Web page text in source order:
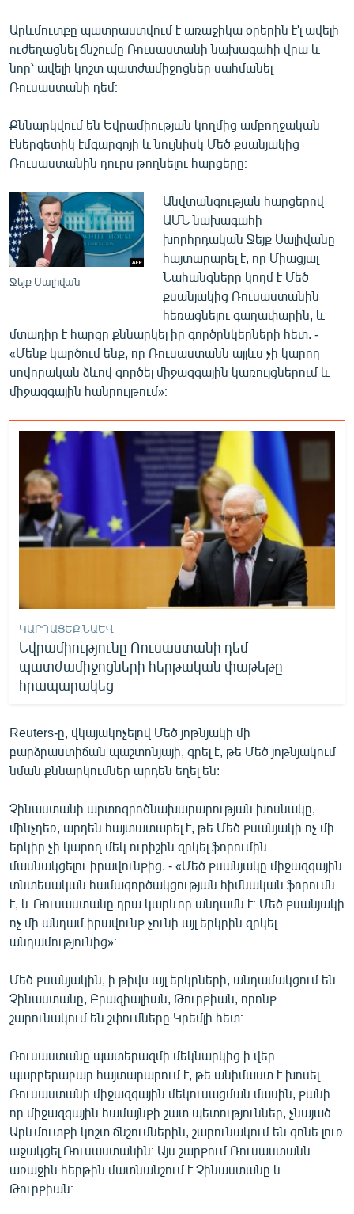
ԲԱՆԱՎԵՃ
ՁԳՏԵԼՈՎ ԼԱՎԱԳՈՒՅՆԻՆ
ՓՈԴՔԱՍԹ
Հայերեն
English
Русский
ՀԵՏԵՎԵՔ ՄԵԶ
«Ազատության» բոլոր կայքերը
Արևմուտքը պատրաստվում է առաջիկա օրերին է'լ ավելի
ուժեղացնել ճնշումը Ռուսաստանի նախագահի վրա և
նոր՝ ավելի կոշտ պատժամիջոցներ սահմանել
Ռուսաստանի դեմ։
Քննարկվում են Եվրամիության կողմից ամբողջական
էներգետիկ էմգարգոյի և նույնիսկ Մեծ քսանյակից
Ռուսաստանին դուրս թողնելու հարցերը։
Ջեյք Սալիվան
Անվտանգության հարցերով
ԱՄՆ նախագահի
խորհրդական Ջեյք Սալիվանը
հայտարարել է, որ Միացյալ
Նահանգները կողմ է Մեծ
քսանյակից Ռուսաստանին
հեռացնելու գաղափարին, և
մտադիր է հարցը քննարկել իր գործընկերների հետ. -
«Մենք կարծում ենք, որ Ռուսաստանն այլևս չի կարող
սովորական ձևով գործել միջազգային կառույցներում և
միջազգային հանրույթում»։
ԿԱՐԴԱՑԵՔ ՆԱԵՎ
Եվրամիությունը Ռուսաստանի դեմ
պատժամիջոցների հերթական փաթեթը
հրապարակեց
Reuters-ը, վկայակոչելով Մեծ յոթնյակի մի
բարձրաստիճան պաշտոնյայի, գրել է, թե Մեծ յոթնյակում
նման քննարկումներ արդեն եղել են:
Չինաստանի արտոգրոծնախարարության խոսնակը,
մինչդեռ, արդեն հայտատարել է, թե Մեծ քսանյակի ոչ մի
երկիր չի կարող մեկ ուրիշին զրկել ֆորումին
մասնակցելու իրավունքից. - «Մեծ քսանյակը միջազգային
տնտեսական համագործակցության հիմնական ֆորումն
է, և Ռուսաստանը դրա կարևոր անդամն է։ Մեծ քսանյակի
ոչ մի անդամ իրավունք չունի այլ երկրին զրկել
անդամությունից»։
Մեծ քսանյակին, ի թիվս այլ երկրների, անդամակցում են
Չինաստանը, Բրազիալիան, Թուրքիան, որոնք
շարունակում են շփումները Կրեմլի հետ։
Ռուսաստանը պատերազմի մեկնարկից ի վեր
պարբերաբար հայտարարում է, թե անիմաստ է խոսել
Ռուսաստանի միջազգային մեկուսացման մասին, քանի
որ միջազգային համայնքի շատ պետություններ, չնայած
Արևմուտքի կոշտ ճնշումներին, շարունակում են գոնե լուռ
աջակցել Ռուսաստանին։ Այս շարքում Ռուսաստանն
առաջին հերթին մատնանշում է Չինաստանը և
Թուրքիան։